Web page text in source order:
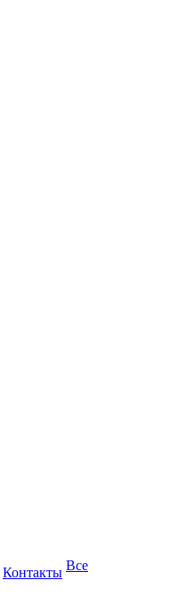
Контакты Все